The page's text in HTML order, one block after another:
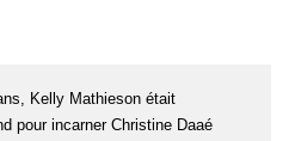
Kelly Mathieson était
pour incarner Christine Daaé